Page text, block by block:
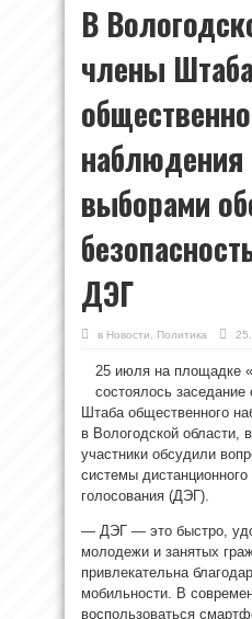
В
члены Штаба
наблюдения
выборами
ДЭГ
в Новости Политика
25 июля на площадке
состоялось
Штаба общественного
в Вологодской области,
участники обсудили
системы дистанционного
голосования (ДЭГ).
— ДЭГ — это быстро,
молодежи и занятых
привлекательна
мобильности. В
воспользоваться